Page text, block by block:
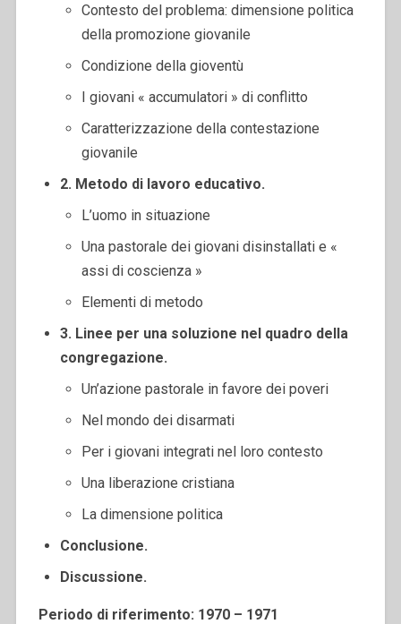
Contesto del problema: dimensione politica
della promozione giovanile
Condizione della gioventù
I giovani « accumulatori » di conflitto
Caratterizzazione della contestazione
giovanile
2. Metodo di lavoro educativo.
L’uomo in situazione
Una pastorale dei giovani disinstallati e «
assi di coscienza »
Elementi di metodo
3. Linee per una soluzione nel quadro della
congregazione.
Un’azione pastorale in favore dei poveri
Nel mondo dei disarmati
Per i giovani integrati nel loro contesto
Una liberazione cristiana
La dimensione politica
Conclusione.
Discussione.
Periodo di riferimento: 1970 – 1971